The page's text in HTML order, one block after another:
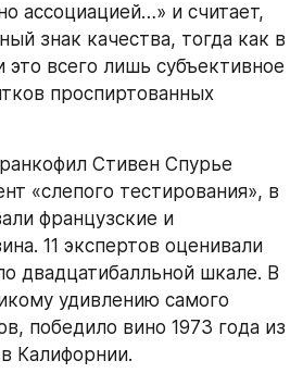
ассоциацией…» и считает,
знак качества, тогда как в
это всего лишь субъективное
проспиртованных
Стивен Спурье
«слепого тестирования», в
французские и
11 экспертов оценивали
двадцатибалльной шкале. В
удивлению самого
победило вино 1973 года из
Калифорнии.